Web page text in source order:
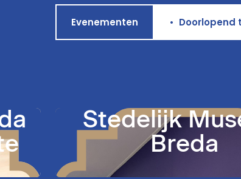
Evenementen • Doorlopend
Stedelijk
Breda